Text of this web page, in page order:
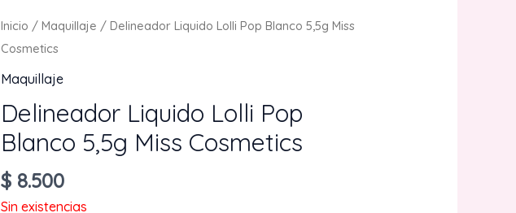
Inicio /Maquillaje / Delineador Liquido Lolli Pop Blanco 5,5g Miss
Cosmetics
Maquillaje
Delineador Liquido Lolli Pop
Blanco 5,5g Miss Cosmetics
$ 8.500
Sin existencias